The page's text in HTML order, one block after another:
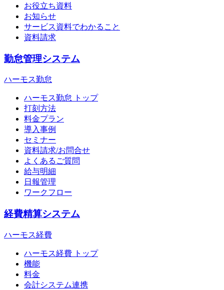
お役立ち資料
お知らせ
サービス資料でわかること
資料請求
勤怠管理システム
ハーモス勤怠
ハーモス勤怠 トップ
打刻方法
料金プラン
導入事例
セミナー
資料請求/お問合せ
よくあるご質問
給与明細
日報管理
ワークフロー
経費精算システム
ハーモス経費
ハーモス経費 トップ
機能
料金
会計システム連携